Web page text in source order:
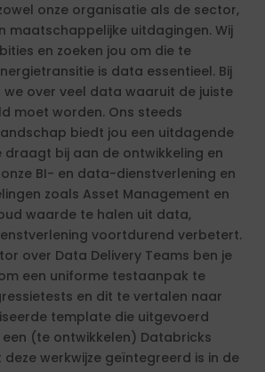
onze organisatie als de sector,
maatschappelijke uitdagingen. Wij
en zoeken jou om die te
is data essentieel. Bij
we over veel data waaruit de juiste
moet worden. Ons steeds
biedt jou een uitdagende
draagt bij aan de ontwikkeling en
BI- en data-dienstverlening en
zoals Asset Management en
waarde te halen uit data,
voortdurend verbetert.
over Data Delivery Teams ben je
een uniforme testaanpak te
en dit te vertalen naar
template die uitgevoerd
(te ontwikkelen) Databricks
werkwijze geïntegreerd is in de